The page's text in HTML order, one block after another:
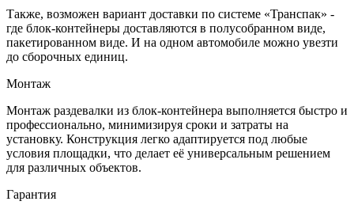
Также, возможен вариант доставки по системе «Транспак» -
где блок-контейнеры доставляются в полусобранном виде,
пакетированном виде. И на одном автомобиле можно увезти
до сборочных единиц.
Монтаж
Монтаж раздевалки из блок-контейнера выполняется быстро и
профессионально, минимизируя сроки и затраты на
установку. Конструкция легко адаптируется под любые
условия площадки, что делает её универсальным решением
для различных объектов.
Гарантия